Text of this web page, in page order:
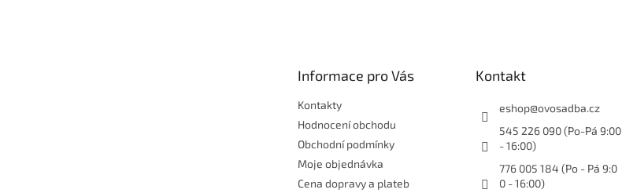
Informace pro Vás
Kontakty
Hodnocení obchodu
Obchodní podmínky
Moje objednávka
Cena dopravy a plateb
Kontakt
eshop@ovosadba.cz
545 226 090 (Po-Pá 9:00
- 16:00)
776 005 184 (Po - Pá 9:0
0 - 16:00)